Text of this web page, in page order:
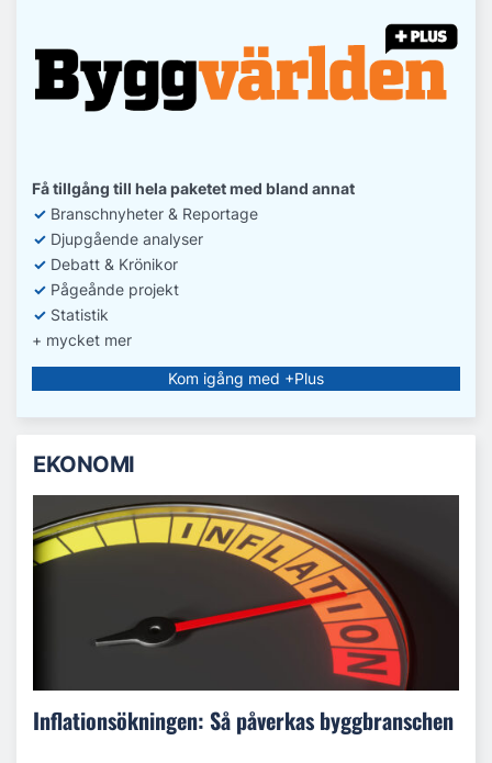
Få tillgång till hela paketet med bland annat
✓ Branschnyheter & Reportage
✓ Djupgående analyser
✓ Debatt & Krönikor
✓ Pågeånde projekt
✓ Statistik
+ mycket mer
Kom igång med +Plus
EKONOMI
Inflationsökningen: Så påverkas byggbranschen